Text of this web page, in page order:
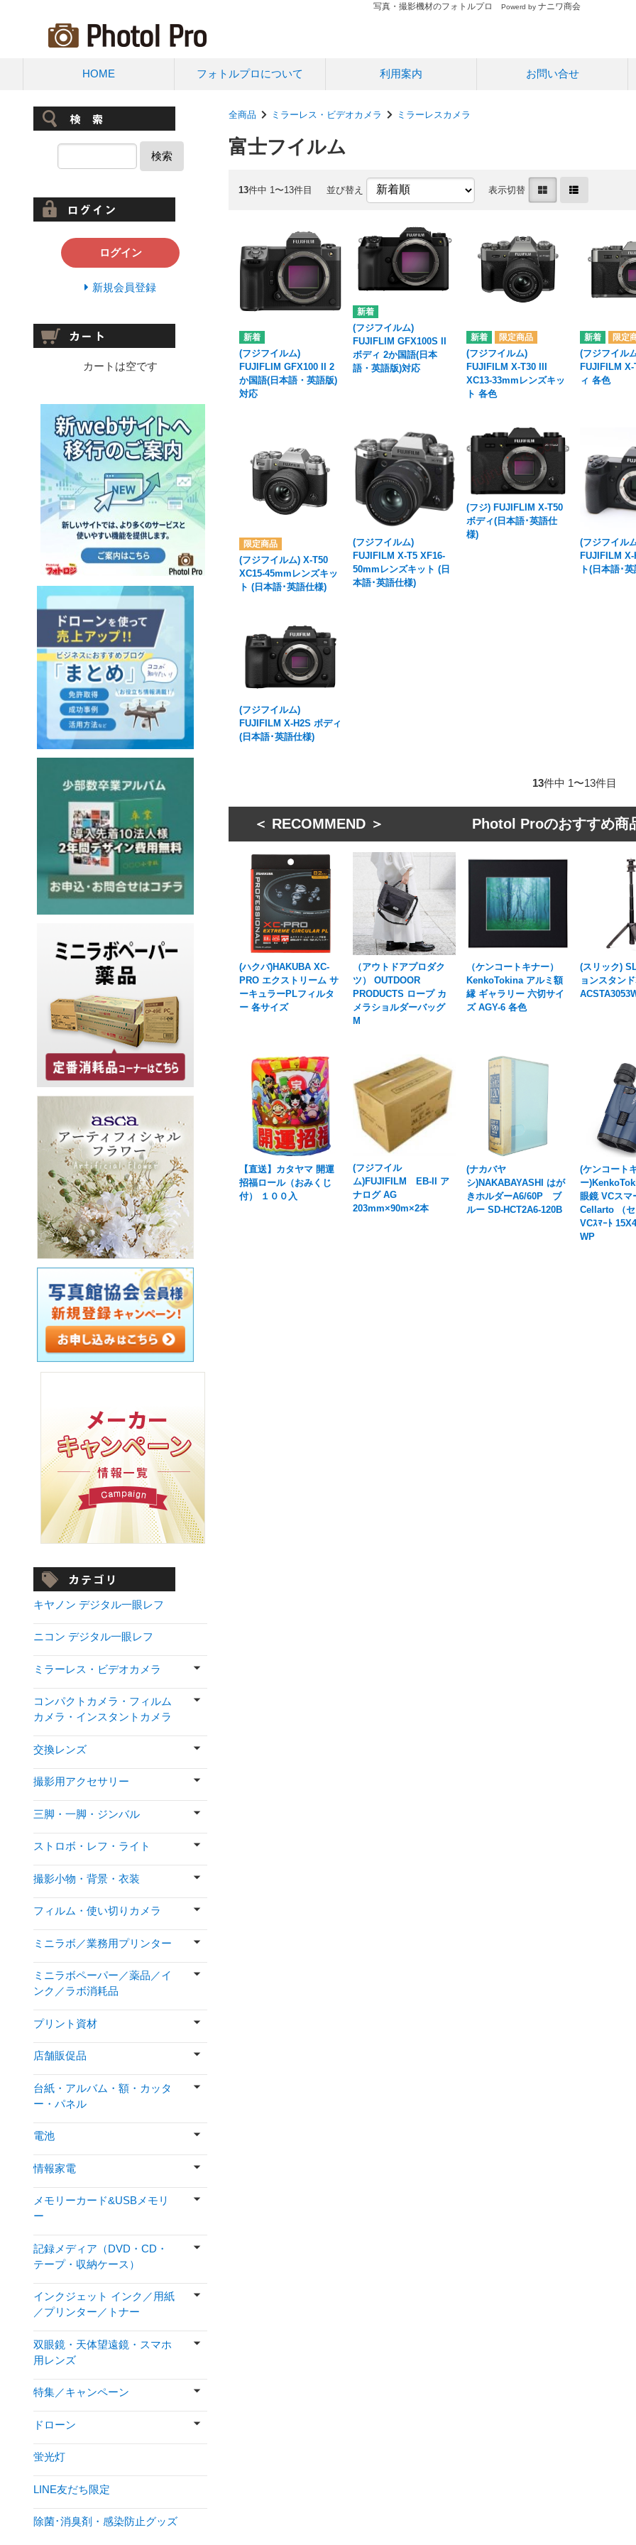
写真・撮影機材のフォトルプロ Powerd by ナニワ商会
HOME フォトルプロについて 利用案内 お問い合せ
全商品 ミラーレス・ビデオカメラ ミラーレスカメラ
富士フイルム
13件中 1〜13件目 並び替え 表示切替
(フジフイルム)
FUJIFLIM GFX100 II 2
か国語(日本語・英語版)
対応
(フジフイルム)
FUJIFLIM GFX100S II
ボディ 2か国語(日本
語・英語版)対応
(フジフイルム)
FUJIFILM X-T30 III
XC13-33mmレンズキッ
ト 各色
(フジフイル
FUJIFILM
ィ 各色
(フジフイルム) X-T50
XC15-45mmレンズキッ
ト (日本語･英語仕様)
(フジフイルム)
FUJIFILM X-T5 XF16-
50mmレンズキット (日
本語･英語仕様)
(フジ) FUJIFLIM X-T50
ボディ(日本語･英語仕
様)
(フジフイル
FUJIFILM
ト(日本語･
(フジフイルム)
FUJIFILM X-H2S ボディ
(日本語･英語仕様)
13件中 1〜13件目
＜ RECOMMEND ＞ Photol Proのおすすめ商
(ハクバ)HAKUBA XC-
PRO エクストリーム サ
ーキュラーPLフィルタ
ー 各サイズ
（アウトドアプロダク
ツ） OUTDOOR
PRODUCTS ロープ カ
メラショルダーバッグ
M
（ケンコートキナー）
KenkoTokina アルミ額
縁 ギャラリー 六切サイ
ズ AGY-6 各色
(スリック)
ョンスタン
【直送】カタヤマ 開運
招福ロール（おみくじ
付） １００入
(フジフイル
ム)FUJIFILM EB-II ア
ナログ AG
203mm×90m×2本
(ナカバヤ
シ)NAKABAYASHI はが
きホルダーA6/60P ブ
ルー SD-HCT2A6-120B
(ケンコート
ー
眼鏡 VCスマ
Cellarto （
VCｽﾏｰﾄ
WP
検索
ログイン
新規会員登録
カートは空です
キヤノン デジタル一眼レフ
ニコン デジタル一眼レフ
ミラーレス・ビデオカメラ
コンパクトカメラ・フィルム
カメラ・インスタントカメラ
交換レンズ
撮影用アクセサリー
三脚・一脚・ジンバル
ストロボ・レフ・ライト
撮影小物・背景・衣装
フィルム・使い切りカメラ
ミニラボ／業務用プリンター
ミニラボペーパー／薬品／イ
ンク／ラボ消耗品
プリント資材
店舗販促品
台紙・アルバム・額・カッタ
ー・パネル
電池
情報家電
メモリーカード&USBメモリ
ー
記録メディア（DVD・CD・
テープ・収納ケース）
インクジェット インク／用紙
／プリンター／トナー
双眼鏡・天体望遠鏡・スマホ
用レンズ
特集／キャンペーン
ドローン
蛍光灯
LINE友だち限定
除菌･消臭剤・感染防止グッズ